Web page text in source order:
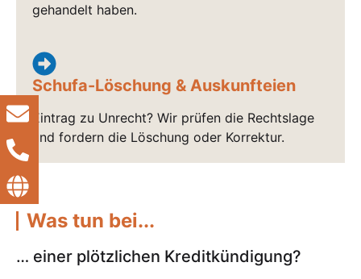
gehandelt haben.
Schufa-Löschung & Auskunfteien
Eintrag zu Unrecht? Wir prüfen die Rechtslage
und fordern die Löschung oder Korrektur.
Was tun bei...
… einer plötzlichen Kreditkündigung?